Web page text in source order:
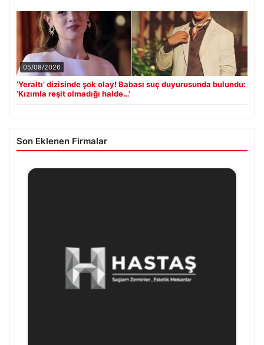
05/08/2026
‘Yeraltı’ dizisinde şok olay! Babası suç duyurusunda bulundu:
‘Kızımla reşit olmadığı halde…’
Son Eklenen Firmalar